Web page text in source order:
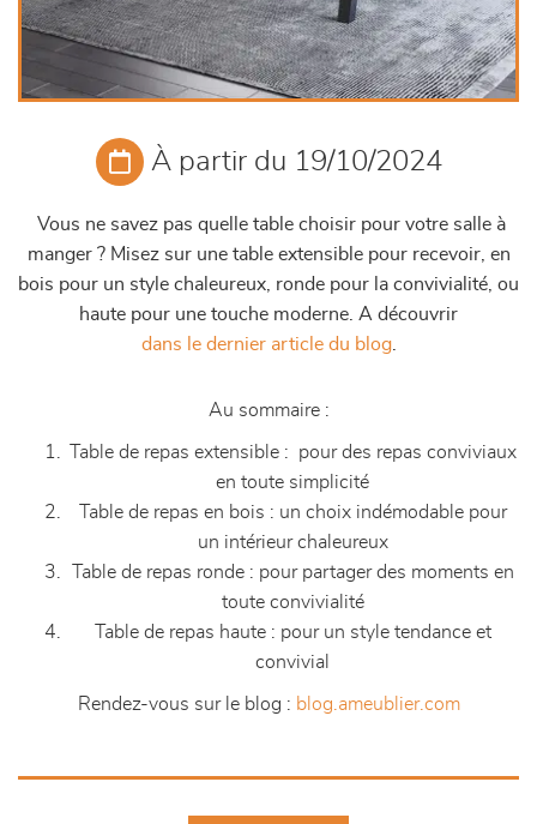
À partir du 19/10/2024
Vous ne savez pas quelle table choisir pour votre salle à
manger ? Misez sur une table extensible pour recevoir, en
bois pour un style chaleureux, ronde pour la convivialité, ou
haute pour une touche moderne. A découvrir
dans le dernier article du blog.
Au sommaire :
Table de repas extensible : pour des repas conviviaux
en toute simplicité
Table de repas en bois : un choix indémodable pour
un intérieur chaleureux
Table de repas ronde : pour partager des moments en
toute convivialité
Table de repas haute : pour un style tendance et
convivial
Rendez-vous sur le blog : blog.ameublier.com